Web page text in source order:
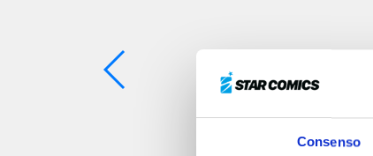
Consenso